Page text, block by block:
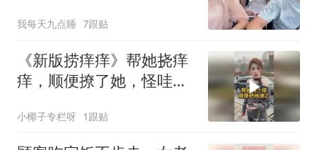
我每天九点睡 7跟贴
《新版捞痒痒》帮她挠痒
痒，顺便撩了她，怪哇
小椰子专栏呀 1跟贴